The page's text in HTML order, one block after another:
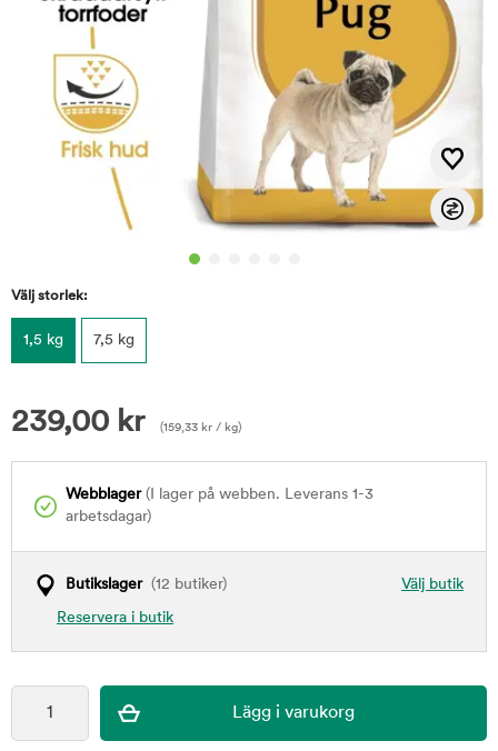
Välj storlek:
1,5 kg 7,5 kg
239,00 kr (159,33 kr / kg)
Webblager(I lager på webben. Leverans 1-3
arbetsdagar)
Välj butik
Butikslager(12 butiker)
Reservera i butik